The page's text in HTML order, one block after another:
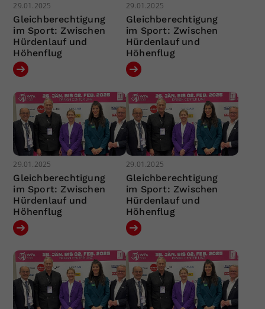
29.01.2025
Gleichberechtigung
im Sport: Zwischen
Hürdenlauf und
Höhenflug
29.01.2025
Gleichberechtigung
im Sport: Zwischen
Hürdenlauf und
Höhenflug
29.01.2025
Gleichberechtigung
im Sport: Zwischen
Hürdenlauf und
Höhenflug
29.01.2025
Gleichberechtigung
im Sport: Zwischen
Hürdenlauf und
Höhenflug